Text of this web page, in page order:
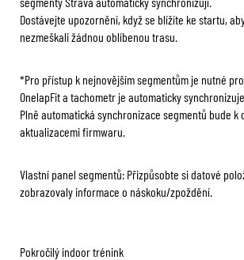
Dostávejte upozornění, když se blížíte ke startu,
nezmeškali žádnou oblíbenou trasu.
*Pro přístup k nejnovějším segmentům je nutné
OnelapFit a tachometr je automaticky
Plně automatická synchronizace segmentů bude k
aktualizacemi firmwaru.
Vlastní panel segmentů: Přizpůsobte si datové
zobrazovaly informace o náskoku/zpoždění.
Pokročilý indoor trénink